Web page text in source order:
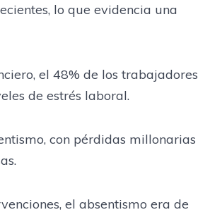
lo que evidencia una
el 48% de los trabajadores
de estrés laboral.
con pérdidas millonarias
el absentismo era de